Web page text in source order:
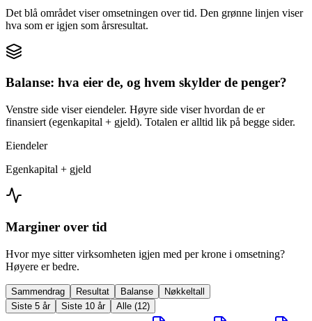
Det blå området viser omsetningen over tid. Den grønne linjen viser
hva som er igjen som årsresultat.
Balanse: hva eier de, og hvem skylder de penger?
Venstre side viser eiendeler. Høyre side viser hvordan de er
finansiert (egenkapital + gjeld). Totalen er alltid lik på begge sider.
Eiendeler
Egenkapital + gjeld
Marginer over tid
Hvor mye sitter virksomheten igjen med per krone i omsetning?
Høyere er bedre.
Sammendrag Resultat Balanse
Nøkkeltall
Siste 5 år
Siste 10 år Alle (12)